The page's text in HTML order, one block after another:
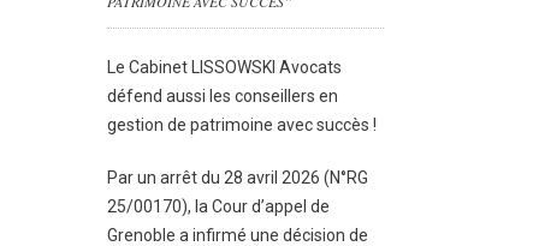
Le Cabinet LISSOWSKI Avocats
défend aussi les conseillers en
gestion de patrimoine avec succès !
Par un arrêt du 28 avril 2026 (N°RG
25/00170), la Cour d’appel de
Grenoble a infirmé une décision de